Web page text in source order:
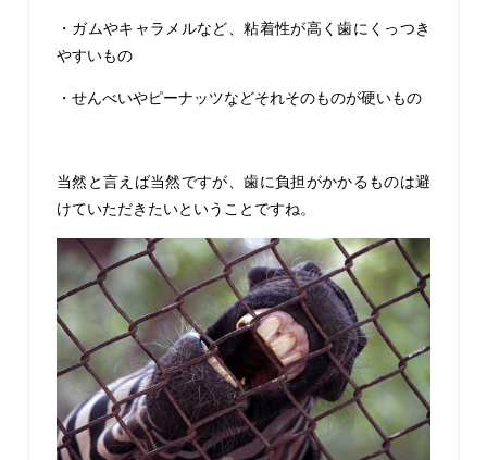
・ガムやキャラメルなど、粘着性が高く歯にくっつき
やすいもの
・せんべいやピーナッツなどそれそのものが硬いもの
当然と言えば当然ですが、歯に負担がかかるものは避
けていただきたいということですね。